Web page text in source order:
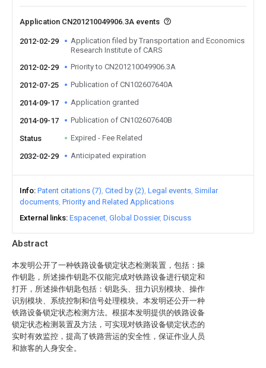
Abstract
本发明公开了一种铁路设备锁定状态检测装置，包括：操
作钥匙，所述操作钥匙不仅能完成对铁路设备进行锁定和
打开，所述操作钥匙包括：钥匙头、扭力识别模块、操作
识别模块、系统控制和信号处理模块。本发明还公开一种
铁路设备锁定状态检测方法。根据本发明提供的铁路设备
锁定状态检测装置及方法，可实现对铁路设备锁定状态的
实时有效监控，提高了铁路营运的安全性，保证作业人员
和旅客的人身安全。
Application CN201210049906.3A events
2012-02-29
Application filed by Transportation and Economics
Research Institute of CARS
2012-02-29
Priority to CN201210049906.3A
2012-07-25 Publication of CN102607640A
2014-09-17 Application granted
2014-09-17 Publication of CN102607640B
Status Expired - Fee Related
2032-02-29 Anticipated expiration
Info Patent citations (7) Cited by (2) Legal events Similar
documents Priority and Related Applications
External links Espacenet Global Dossier Discuss